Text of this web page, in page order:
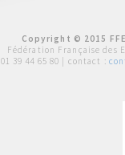
Copyright © 2015
Fédération Française des
01 39 44 65 80 | contact :